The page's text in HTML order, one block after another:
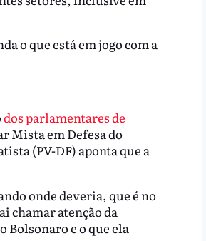
o que está em jogo com a
dos parlamentares de
Mista em Defesa do
(PV-DF) aponta que a
onde deveria, que é no
chamar atenção da
Bolsonaro e o que ela